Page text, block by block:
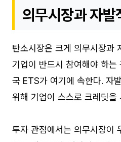
의무시장과 자발
탄소시장은 크게 의무시장과
기업이 반드시 참여해야 하
국 ETS가 여기에 속한다. 자
위해 기업이 스스로 크레딧을
투자 관점에서는 의무시장이